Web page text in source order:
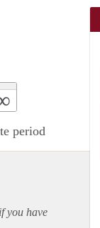
period
you have